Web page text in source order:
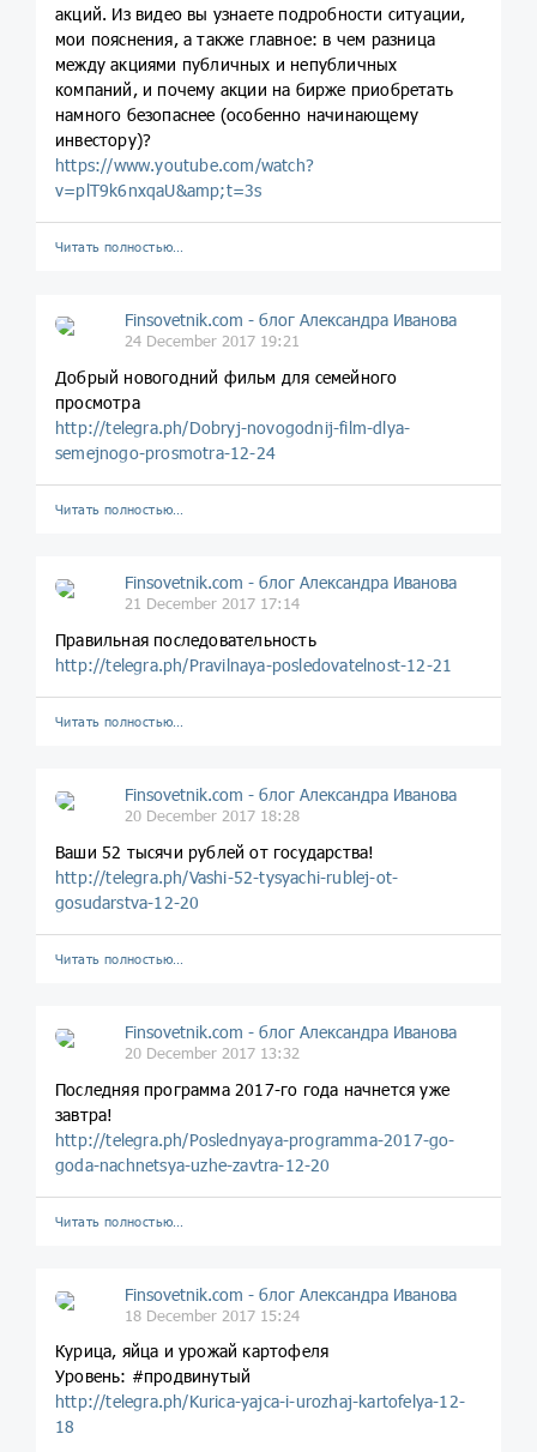
акций. Из видео вы узнаете подробности ситуации,
мои пояснения, а также главное: в чем разница
между акциями публичных и непубличных
компаний, и почему акции на бирже приобретать
намного безопаснее (особенно начинающему
инвестору)?
https://www.youtube.com/watch?
v=plT9k6nxqaU&amp;t=3s
Читать полностью…
Finsovetnik.com - блог Александра Иванова
24 December 2017 19:21
Добрый новогодний фильм для семейного
просмотра
http://telegra.ph/Dobryj-novogodnij-film-dlya-
semejnogo-prosmotra-12-24
Читать полностью…
Finsovetnik.com - блог Александра Иванова
21 December 2017 17:14
Правильная последовательность
http://telegra.ph/Pravilnaya-posledovatelnost-12-21
Читать полностью…
Finsovetnik.com - блог Александра Иванова
20 December 2017 18:28
Ваши 52 тысячи рублей от государства!
http://telegra.ph/Vashi-52-tysyachi-rublej-ot-
gosudarstva-12-20
Читать полностью…
Finsovetnik.com - блог Александра Иванова
20 December 2017 13:32
Последняя программа 2017-го года начнется уже
завтра!
http://telegra.ph/Poslednyaya-programma-2017-go-
goda-nachnetsya-uzhe-zavtra-12-20
Читать полностью…
Finsovetnik.com - блог Александра Иванова
18 December 2017 15:24
Курица, яйца и урожай картофеля
Уровень: #продвинутый
http://telegra.ph/Kurica-yajca-i-urozhaj-kartofelya-12-
18